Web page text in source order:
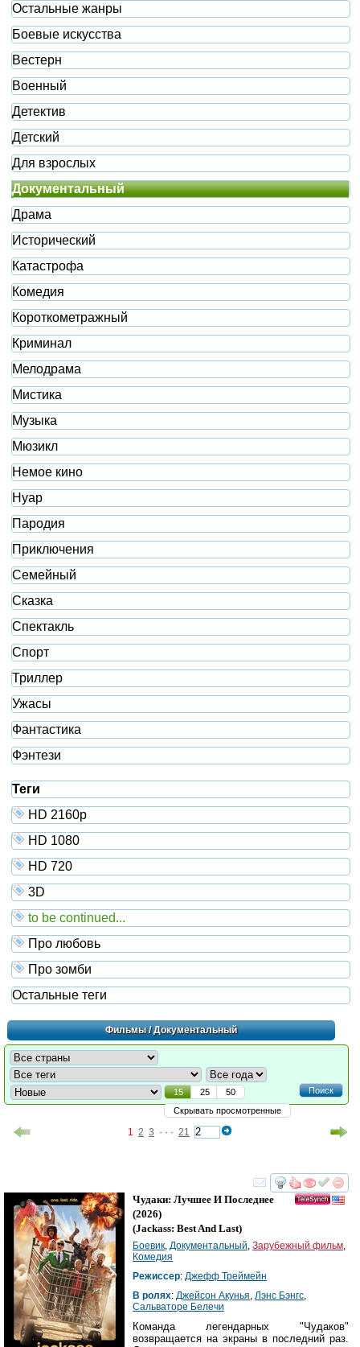
Остальные жанры
Боевые искусства
Вестерн
Военный
Детектив
Детский
Для взрослых
Документальный
Драма
Исторический
Катастрофа
Комедия
Короткометражный
Криминал
Мелодрама
Мистика
Музыка
Мюзикл
Немое кино
Нуар
Пародия
Приключения
Семейный
Сказка
Спектакль
Спорт
Триллер
Ужасы
Фантастика
Фэнтези
Теги
HD 2160р
HD 1080
HD 720
3D
to be continued...
Про любовь
Про зомби
Остальные теги
Фильмы/ Документальный
Поиск
15 25
50
Скрывать просмотренные
1 2 3 · · · 21
смотреть
Чудаки: Лучшее И Последнее
(2026)
(Jackass: Best And Last)
Боевик, Документальный, Зарубежный фильм,
Комедия
Режиссер: Джефф Треймейн
В ролях: Джейсон Акунья, Лэнс Бэнгс,
Сальваторе Белечи
Команда легендарных "Чудаков"
возвращается на экраны в последний раз.